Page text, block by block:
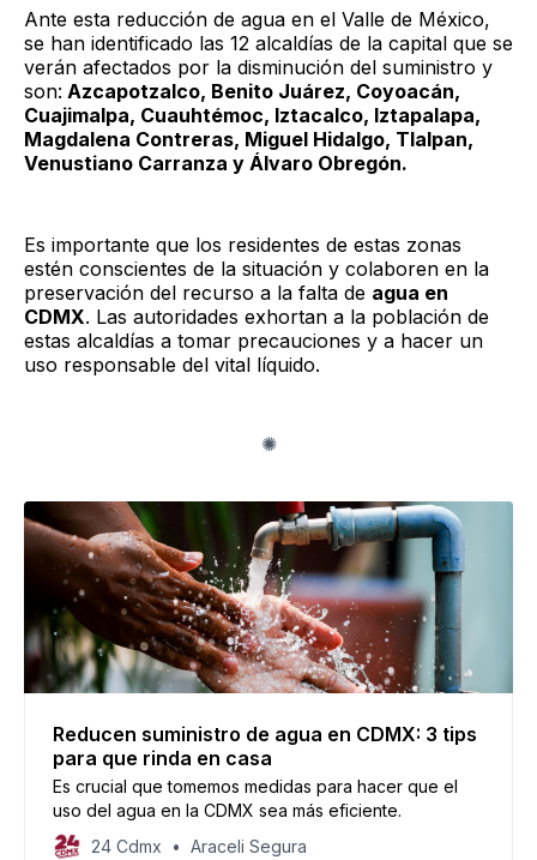
Ante esta reducción de agua en el Valle de México,
se han identificado las 12 alcaldías de la capital que se
verán afectados por la disminución del suministro y
son: Azcapotzalco, Benito Juárez, Coyoacán,
Cuajimalpa, Cuauhtémoc, Iztacalco, Iztapalapa,
Magdalena Contreras, Miguel Hidalgo, Tlalpan,
Venustiano Carranza y Álvaro Obregón.
Es importante que los residentes de estas zonas
estén conscientes de la situación y colaboren en la
preservación del recurso a la falta de agua en
CDMX. Las autoridades exhortan a la población de
estas alcaldías a tomar precauciones y a hacer un
uso responsable del vital líquido.
Reducen suministro de agua en CDMX: 3 tips
para que rinda en casa
Es crucial que tomemos medidas para hacer que el
uso del agua en la CDMX sea más eficiente.
24 Cdmx
Araceli Segura